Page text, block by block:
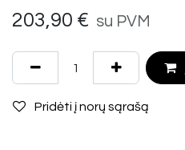
203,90 € su PVM
Pridėti į norų sąrašą